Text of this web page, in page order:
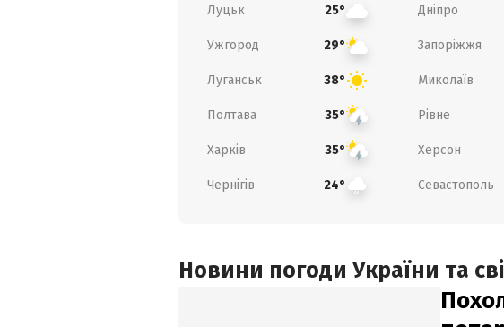
Луцьк 25° Дніпро
Ужгород 29° Запоріжжя
Луганськ 38° Миколаїв
Полтава 35° Рівне
Харків 35° Херсон
Чернігів 24° Севастополь
Новини погоди України та